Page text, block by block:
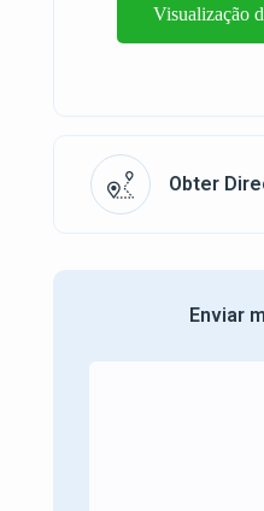
Visualização
Obter
Enviar